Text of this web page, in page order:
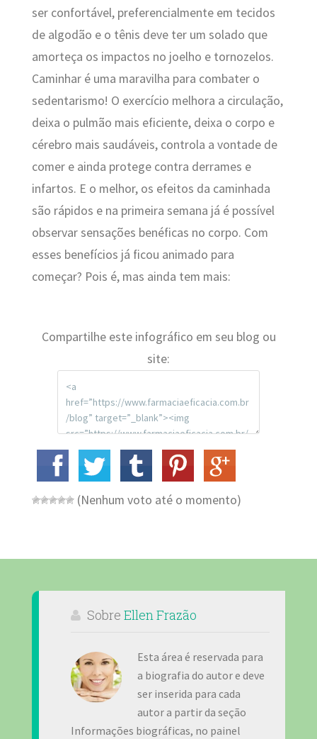
ser confortável, preferencialmente em tecidos
de algodão e o tênis deve ter um solado que
amorteça os impactos no joelho e tornozelos.
Caminhar é uma maravilha para combater o
sedentarismo! O exercício melhora a circulação,
deixa o pulmão mais eficiente, deixa o corpo e
cérebro mais saudáveis, controla a vontade de
comer e ainda protege contra derrames e
infartos. E o melhor, os efeitos da caminhada
são rápidos e na primeira semana já é possível
observar sensações benéficas no corpo. Com
esses benefícios já ficou animado para
começar? Pois é, mas ainda tem mais:
Compartilhe este infográfico em seu blog ou
site:
(Nenhum voto até o momento)
Sobre Ellen Frazão
Esta área é reservada para
a biografia do autor e deve
ser inserida para cada
autor a partir da seção
Informações biográficas, no painel